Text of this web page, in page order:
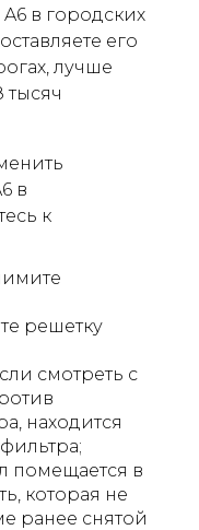
в городских
его
лучше
тысяч
в
к
решетку
смотреть с
находится
помещается в
которая не
ранее снятой